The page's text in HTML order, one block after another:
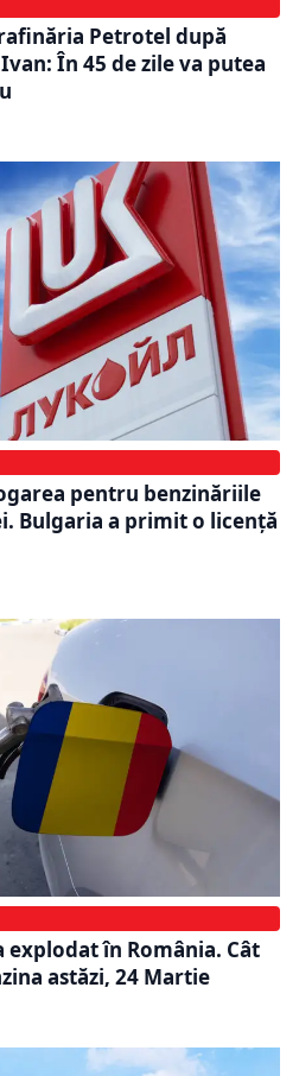
Petrotel după
În 45 de zile va putea
pentru benzinăriile
Bulgaria a primit o licență
în România. Cât
astăzi, 24 Martie